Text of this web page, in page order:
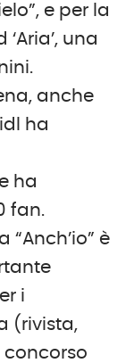
e per la
una
anche
ha
ha
fan.
è
i
(rivista,
concorso